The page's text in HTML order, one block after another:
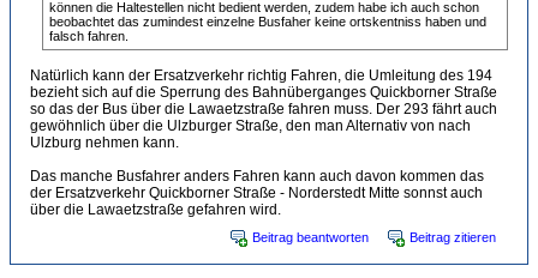
können die Haltestellen nicht bedient werden, zudem habe ich auch schon
beobachtet das zumindest einzelne Busfaher keine ortskentniss haben und
falsch fahren.
Natürlich kann der Ersatzverkehr richtig Fahren, die Umleitung des 194
bezieht sich auf die Sperrung des Bahnüberganges Quickborner Straße
so das der Bus über die Lawaetzstraße fahren muss. Der 293 fährt auch
gewöhnlich über die Ulzburger Straße, den man Alternativ von nach
Ulzburg nehmen kann.
Das manche Busfahrer anders Fahren kann auch davon kommen das
der Ersatzverkehr Quickborner Straße - Norderstedt Mitte sonnst auch
über die Lawaetzstraße gefahren wird.
Beitrag beantworten Beitrag zitieren